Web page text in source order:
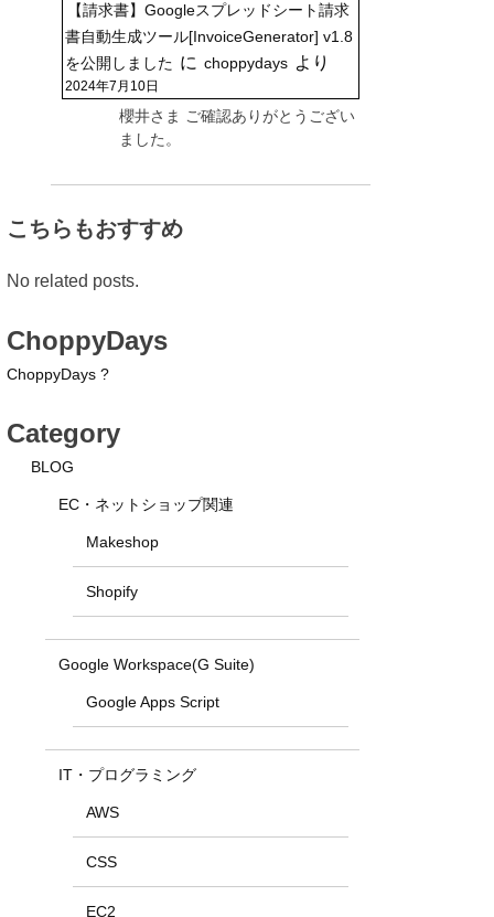
【請求書】Googleスプレッドシート請求
書自動生成ツール[InvoiceGenerator] v1.8
を公開しました に choppydays より
2024年7月10日
櫻井さま ご確認ありがとうござい
ました。
こちらもおすすめ
No related posts.
ChoppyDays
ChoppyDays ?
Category
BLOG
EC・ネットショップ関連
Makeshop
Shopify
Google Workspace(G Suite)
Google Apps Script
IT・プログラミング
AWS
CSS
EC2